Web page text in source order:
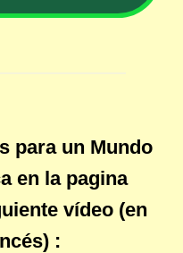
para un Mundo
en la pagina
vídeo (en
: